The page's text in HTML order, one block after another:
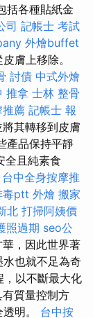
括各種貼紙金
司 記帳士 考試
外燴buffet
膚上移除。
討債 中式外燴
推拿 士林 整骨
推薦 記帳士 報
其轉移到皮膚
產品保持平靜
全且純素食
台中全身按摩推
毒ptt 外燴 搬家
北 打掃阿姨價
照過期 seo公
，因此世界著
也就不足為奇
以不斷最大化
質量控制方
明。 台中按